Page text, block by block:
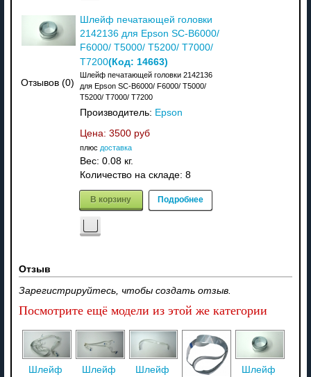
Отзывов (0)
Шлейф печатающей головки
2142136 для Epson SC-B6000/
F6000/ T5000/ T5200/ T7000/
T7200(Код: 14663)
Шлейф печатающей головки 2142136
для Epson SC-B6000/ F6000/ T5000/
T5200/ T7000/ T7200
Производитель: Epson
Цена: 3500 руб
плюс доставка
Вес: 0.08 кг.
Количество на складе: 8
В корзину Подробнее
Отзыв
Зарегистрируйтесь, чтобы создать отзыв.
Посмотрите ещё модели из этой же категории
Шлейф
Шлейф
Шлейф
Шлейф